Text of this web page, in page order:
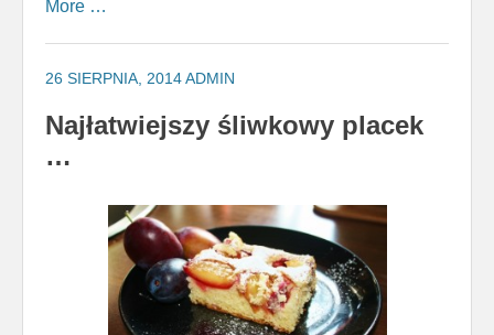
More …
26 SIERPNIA, 2014ADMIN
Najłatwiejszy śliwkowy placek
…